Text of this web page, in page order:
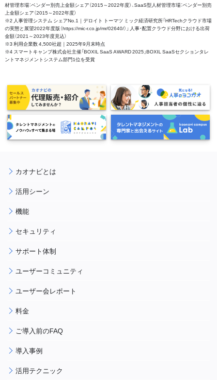
材管理市場：ベンダー別売上金額シェア（2015～2022年度）、SaaS型人材管理市場：ベンダー別売
上金額シェア（2015～2022年度）
※2 人事管理システム シェアNo.1｜デロイト トーマツ ミック経済研究所「HRTechクラウド市場
の実態と展望2022年度版（https://mic-r.co.jp/mr/02640/）」 人事・配置クラウド分野における出荷
金額（2021～2023年度見込）
※3 利用企業数 4,500社超｜2025年9月末時点
※4 スマートキャンプ株式会社主催「BOXIL SaaS AWARD 2025」BOXIL SaaSセクションタレ
ントマネジメントシステム部門1位を受賞
カオナビとは
活用シーン
機能
セキュリティ
サポート体制
ユーザーコミュニティ
ユーザー会レポート
料金
ご導入前のFAQ
導入事例
活用テクニック